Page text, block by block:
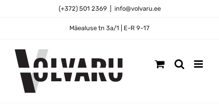
(+372) 501 2369 info@volvaru.ee
Mäealuse tn 3a/1 | E-R 9-17